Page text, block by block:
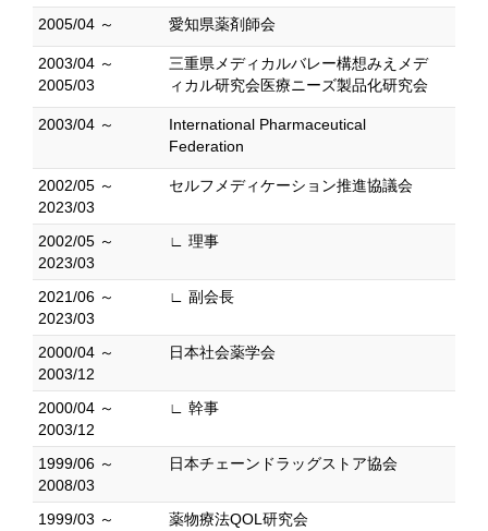
2005/04 ～ 愛知県薬剤師会
2003/04 ～
2005/03
三重県メディカルバレー構想みえメデ
ィカル研究会医療ニーズ製品化研究会
2003/04 ～
International Pharmaceutical
Federation
2002/05 ～
2023/03
セルフメディケーション推進協議会
2002/05 ～
2023/03
∟ 理事
2021/06 ～
2023/03
∟ 副会長
2000/04 ～
2003/12
日本社会薬学会
2000/04 ～
2003/12
∟ 幹事
1999/06 ～
2008/03
日本チェーンドラッグストア協会
1999/03 ～
薬物療法QOL研究会